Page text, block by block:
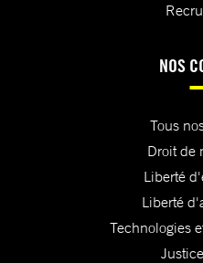
NOS
Tous
Droit de
Liberté
Liberté
Technologies